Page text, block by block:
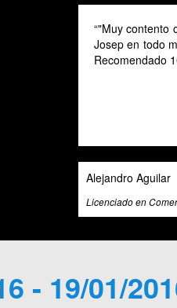
"Muy contento con el
Josep en todo momento,
Recomendado 100% "
Alejandro Aguilar
Licenciado en Comercio
- 19/01/